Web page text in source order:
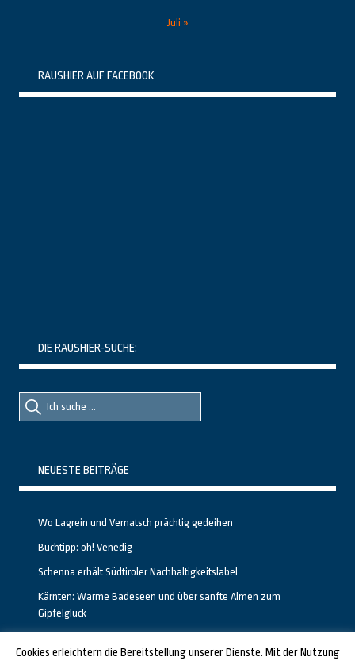
Juli »
RAUSHIER AUF FACEBOOK
DIE RAUSHIER-SUCHE:
Suche
nach::
Suche
nach:
NEUESTE BEITRÄGE
Wo Lagrein und Vernatsch prächtig gedeihen
Buchtipp: oh! Venedig
Schenna erhält Südtiroler Nachhaltigkeitslabel
Kärnten: Warme Badeseen und über sanfte Almen zum
Gipfelglück
Cookies erleichtern die Bereitstellung unserer Dienste. Mit der Nutzung